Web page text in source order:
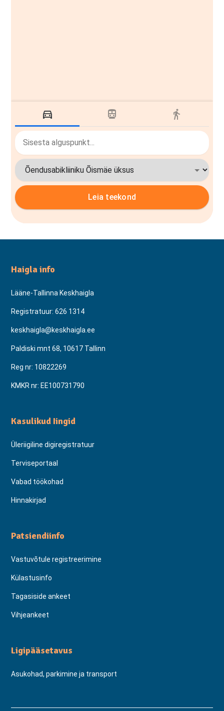
Leia teekond
Haigla info
Lääne-Tallinna Keskhaigla
Registratuur:626 1314
keskhaigla@keskhaigla.ee
Paldiski mnt 68, 10617 Tallinn
Reg nr: 10822269
KMKR nr: EE100731790
Kasulikud Iingid
Üleriigiline digiregistratuur
Terviseportaal
Vabad töökohad
Hinnakirjad
Patsiendiinfo
Vastuvõtule registreerimine
Külastusinfo
Tagasiside ankeet
Vihjeankeet
Ligipääsetavus
Asukohad, parkimine ja transport